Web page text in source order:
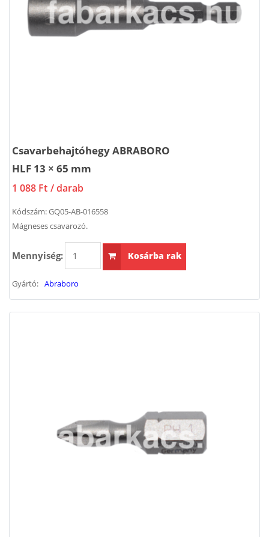
Csavarbehajtóhegy ABRABORO
HLF 13 × 65 mm
1 088 Ft / darab
Kódszám:GQ05-AB-016558
Mágneses csavarozó.
Mennyiség: Kosárba rak
Gyártó: Abraboro